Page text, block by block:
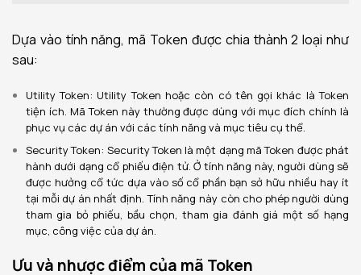
Dựa vào tính năng, mã Token được chia thành 2 loại như
sau:
Utility Token: Utility Token hoặc còn có tên gọi khác là Token
tiện ích. Mã Token này thường được dùng với mục đích chính là
phục vụ các dự án với các tính năng và mục tiêu cụ thể.
Security Token: Security Token là một dạng mã Token được phát
hành dưới dạng cổ phiếu điện tử. Ở tính năng này, người dùng sẽ
được hưởng cổ tức dựa vào số cổ phần bạn sở hữu nhiều hay ít
tại mỗi dự án nhất định. Tính năng này còn cho phép người dùng
tham gia bỏ phiếu, bầu chọn, tham gia đánh giá một số hạng
mục, công việc của dự án.
Ưu và nhược điểm của mã Token